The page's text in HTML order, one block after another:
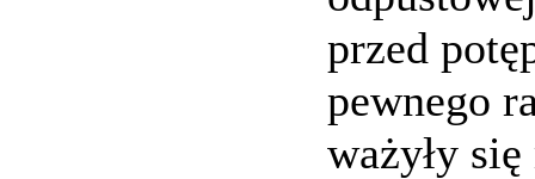
przed
pewnego
ważyły